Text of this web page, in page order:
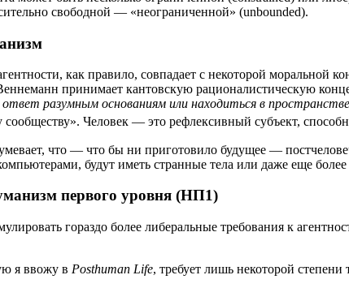
сво­бод­ной — «неогра­ни­чен­ной» (unbounded).
как пра­ви­ло, сов­па­да­ет с неко­то­рой мораль­ной
при­ни­ма­ет кан­тов­скую раци­о­на­ли­сти­че­скую
разум­ным осно­ва­ни­ям или нахо­дить­ся в
Чело­век — это рефлек­сив­ный субъ­ект,
что — что бы ни при­го­то­ви­ло буду­щее —
будут иметь стран­ные тела или даже еще
первого уровня (НП1)
гораз­до более либе­раль­ные тре­бо­ва­ния к
я вво­жу в Posthuman Life, тре­бу­ет лишь неко­то­рой